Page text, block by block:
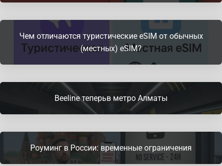
Чем отличаются туристические eSIM от обычных
(местных) eSIM?
Beeline теперьв метро Алматы
Роуминг в России: временные ограничения